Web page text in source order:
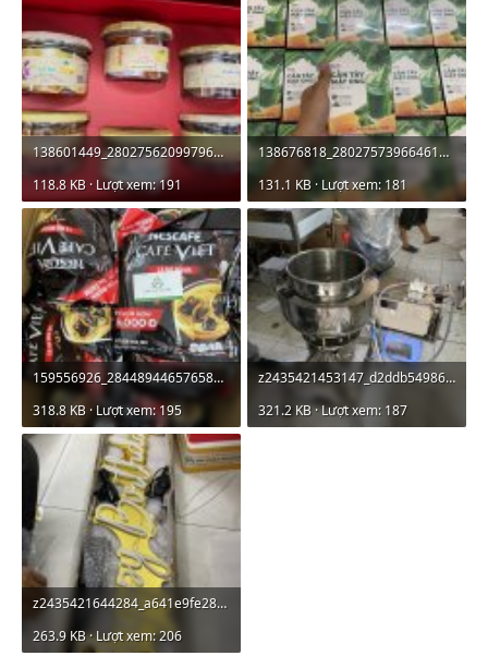
138601449_2802756209979644_5522787502808258716_n.jpg
118.8 KB · Lượt xem: 191
138676818_2802757396646192_5206566577380411450_n.jpg
131.1 KB · Lượt xem: 181
159556926_2844894465765818_3114938557868550035_n.jpg
318.8 KB · Lượt xem: 195
z2435421453147_d2ddb54986cad07b6523f2aa73ebbeb5.jpg
321.2 KB · Lượt xem: 187
z2435421644284_a641e9fe28d874925f862537e8e803bf.jpg
263.9 KB · Lượt xem: 206